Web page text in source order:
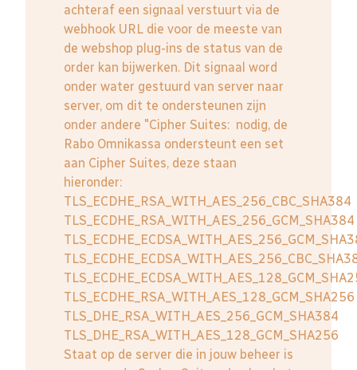
achteraf een signaal verstuurt via de
webhook URL die voor de meeste van
de webshop plug-ins de status van de
order kan bijwerken. Dit signaal word
onder water gestuurd van server naar
server, om dit te ondersteunen zijn
onder andere "Cipher Suites: nodig, de
Rabo Omnikassa ondersteunt een set
aan Cipher Suites, deze staan
hieronder:
TLS_ECDHE_RSA_WITH_AES_256_CBC_SHA384
TLS_ECDHE_RSA_WITH_AES_256_GCM_SHA384
TLS_ECDHE_RSA_WITH_AES_128_GCM_SHA256
TLS_DHE_RSA_WITH_AES_256_GCM_SHA384
TLS_DHE_RSA_WITH_AES_128_GCM_SHA256
Staat op de server die in jouw beheer is